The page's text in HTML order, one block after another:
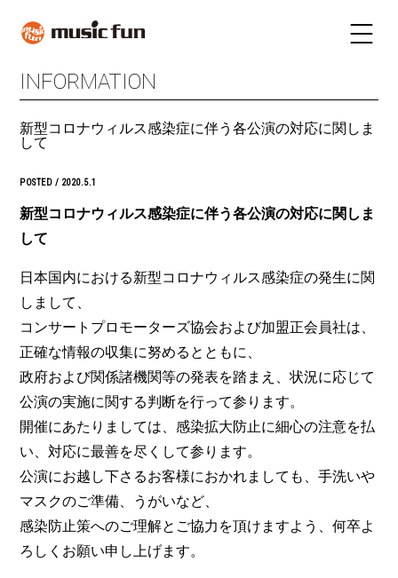
LIVE SCHEDULE
STAY INFORMATION
MAIL MAGAZINE
INFORMATION
新型コロナウィルス感染症に伴う各公演の対応に関しま
して
POSTED / 2020.5.1
新型コロナウィルス感染症に伴う各公演の対応に関しま
して
日本国内における新型コロナウィルス感染症の発生に関
しまして、
コンサートプロモーターズ協会および加盟正会員社は、
正確な情報の収集に努めるとともに、
政府および関係諸機関等の発表を踏まえ、状況に応じて
公演の実施に関する判断を行って参ります。
開催にあたりましては、感染拡大防止に細心の注意を払
い、対応に最善を尽くして参ります。
公演にお越し下さるお客様におかれましても、手洗いや
マスクのご準備、うがいなど、
感染防止策へのご理解とご協力を頂けますよう、何卒よ
ろしくお願い申し上げます。